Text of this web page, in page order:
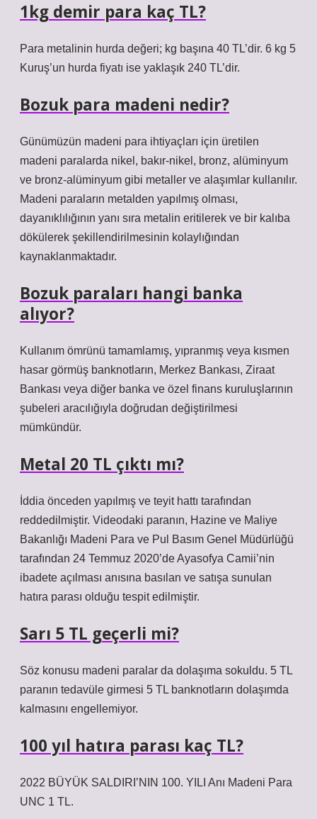
1kg demir para kaç TL?
Para metalinin hurda değeri; kg başına 40 TL’dir. 6 kg 5
Kuruş’un hurda fiyatı ise yaklaşık 240 TL’dir.
Bozuk para madeni nedir?
Günümüzün madeni para ihtiyaçları için üretilen
madeni paralarda nikel, bakır-nikel, bronz, alüminyum
ve bronz-alüminyum gibi metaller ve alaşımlar kullanılır.
Madeni paraların metalden yapılmış olması,
dayanıklılığının yanı sıra metalin eritilerek ve bir kalıba
dökülerek şekillendirilmesinin kolaylığından
kaynaklanmaktadır.
Bozuk paraları hangi banka
alıyor?
Kullanım ömrünü tamamlamış, yıpranmış veya kısmen
hasar görmüş banknotların, Merkez Bankası, Ziraat
Bankası veya diğer banka ve özel finans kuruluşlarının
şubeleri aracılığıyla doğrudan değiştirilmesi
mümkündür.
Metal 20 TL çıktı mı?
İddia önceden yapılmış ve teyit hattı tarafından
reddedilmiştir. Videodaki paranın, Hazine ve Maliye
Bakanlığı Madeni Para ve Pul Basım Genel Müdürlüğü
tarafından 24 Temmuz 2020’de Ayasofya Camii’nin
ibadete açılması anısına basılan ve satışa sunulan
hatıra parası olduğu tespit edilmiştir.
Sarı 5 TL geçerli mi?
Söz konusu madeni paralar da dolaşıma sokuldu. 5 TL
paranın tedavüle girmesi 5 TL banknotların dolaşımda
kalmasını engellemiyor.
100 yıl hatıra parası kaç TL?
2022 BÜYÜK SALDIRI’NIN 100. YILI Anı Madeni Para
UNC 1 TL.